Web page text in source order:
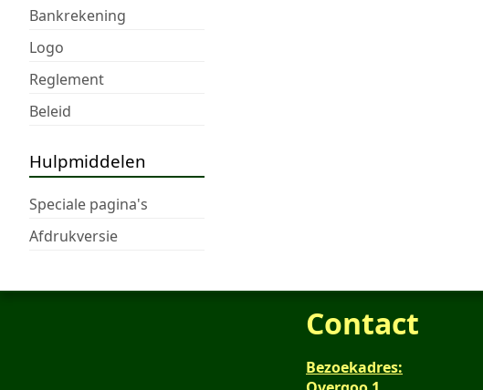
Bankrekening
Logo
Reglement
Beleid
Hulpmiddelen
Speciale pagina's
Afdrukversie
Contact
Bezoekadres: